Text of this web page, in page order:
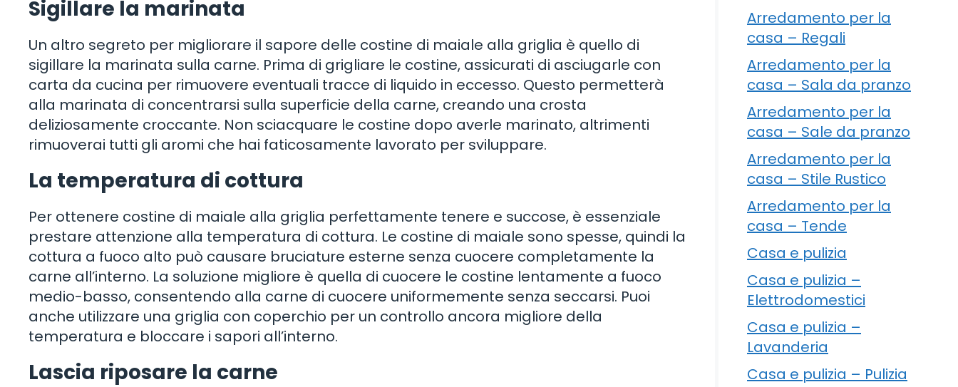
Sigillare la marinata
Un altro segreto per migliorare il sapore delle costine di maiale alla griglia è quello di
sigillare la marinata sulla carne. Prima di grigliare le costine, assicurati di asciugarle con
carta da cucina per rimuovere eventuali tracce di liquido in eccesso. Questo permetterà
alla marinata di concentrarsi sulla superficie della carne, creando una crosta
deliziosamente croccante. Non sciacquare le costine dopo averle marinato, altrimenti
rimuoverai tutti gli aromi che hai faticosamente lavorato per sviluppare.
La temperatura di cottura
Per ottenere costine di maiale alla griglia perfettamente tenere e succose, è essenziale
prestare attenzione alla temperatura di cottura. Le costine di maiale sono spesse, quindi la
cottura a fuoco alto può causare bruciature esterne senza cuocere completamente la
carne all’interno. La soluzione migliore è quella di cuocere le costine lentamente a fuoco
medio-basso, consentendo alla carne di cuocere uniformemente senza seccarsi. Puoi
anche utilizzare una griglia con coperchio per un controllo ancora migliore della
temperatura e bloccare i sapori all’interno.
Lascia riposare la carne
Arredamento per la
casa – Regali
Arredamento per la
casa – Sala da pranzo
Arredamento per la
casa – Sale da pranzo
Arredamento per la
casa – Stile Rustico
Arredamento per la
casa – Tende
Casa e pulizia
Casa e pulizia –
Elettrodomestici
Casa e pulizia –
Lavanderia
Casa e pulizia – Pulizia